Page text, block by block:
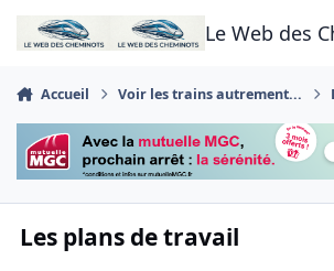
Aller au contenu
Le Web des
Accueil Voir les trains autrement...
Les plans de travail